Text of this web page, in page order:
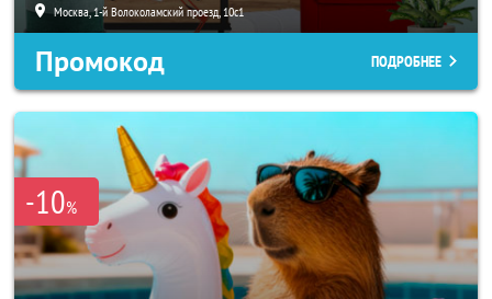
Москва, 1-й Волоколамский проезд, 10с1
Промокод ПОДРОБНЕЕ
-10%